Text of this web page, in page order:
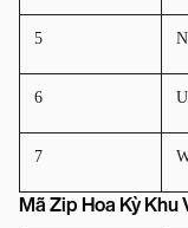
5
6
7
Mã Zip Hoa Kỳ